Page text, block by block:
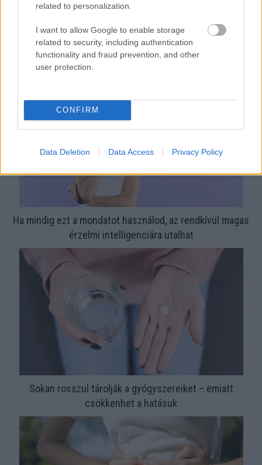
related to personalization.
I want to allow Google to enable storage
related to security, including authentication
functionality and fraud prevention, and other
user protection.
CONFIRM
Data Deletion Data Access Privacy Policy
Nem ecettel és nem szódabikarbónával: ezzel lesz
újra csillogó a vízköves csap
Ha mindig ezt a mondatot használod, az rendkívül magas
érzelmi intelligenciára utalhat
Sokan rosszul tárolják a gyógyszereiket – emiatt
csökkenhet a hatásuk